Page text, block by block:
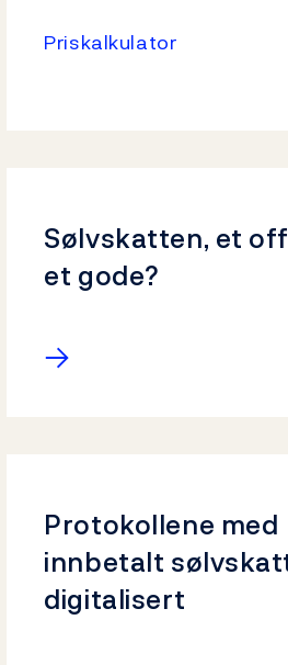
Priskalkulator
Sølvskatten, et
et gode?
→
Protokollene med
innbetalt
digitalisert